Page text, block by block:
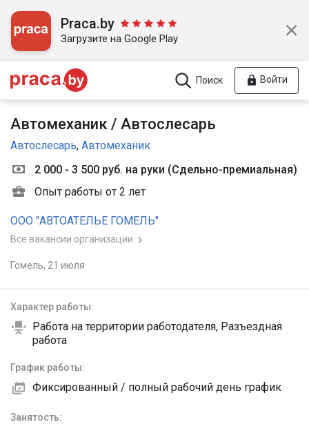
Praca.by
Загрузите на Google Play
Поиск Войти
Автомеханик / Автослесарь
Автослесарь, Автомеханик
2 000 - 3 500 руб. на руки (Сдельно-премиальная)
Опыт работы от 2 лет
ООО "АВТОАТЕЛЬЕ ГОМЕЛЬ"
Все вакансии организации
Гомель, 21 июля
Характер работы:
Работа на территории работодателя, Разъездная
работа
График работы:
Фиксированный / полный рабочий день график
Занятость: